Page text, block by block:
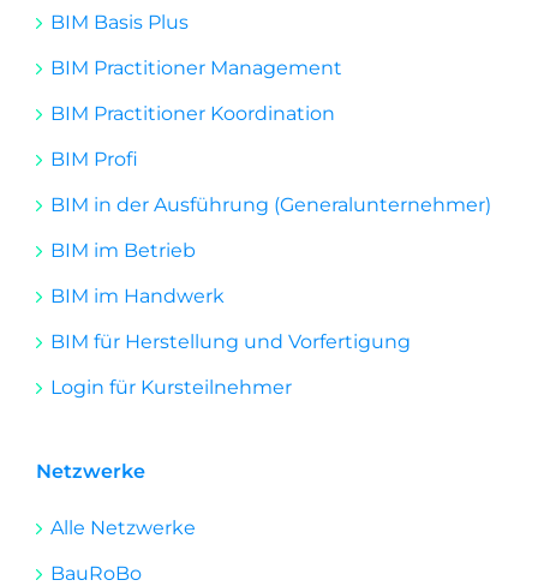
BIM Basis Plus
BIM Practitioner Management
BIM Practitioner Koordination
BIM Profi
BIM in der Ausführung (Generalunternehmer)
BIM im Betrieb
BIM im Handwerk
BIM für Herstellung und Vorfertigung
Login für Kursteilnehmer
Netzwerke
Alle Netzwerke
BauRoBo